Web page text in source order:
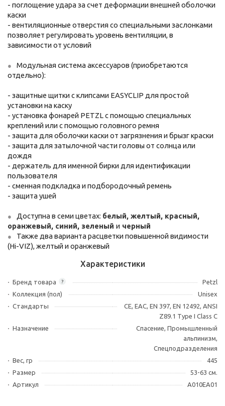
- поглощение удара за счет деформации внешней оболочки
каски
- вентиляционные отверстия со специальными заслонками
позволяет регулировать уровень вентиляции, в
зависимости от условий
Модульная система аксессуаров (приобретаются
отдельно):
- защитные щитки с клипсами EASYCLIP для простой
установки на каску
- установка фонарей PETZL с помощью специальных
креплений или с помощью головного ремня
- защита для оболочки каски от загрязнения и брызг краски
- защита для затылочной части головы от солнца или
дождя
- держатель для именной бирки для идентификации
пользователя
- сменная подкладка и подбородочный ремень
- защита ушей
Доступна в семи цветах: белый, желтый, красный,
оранжевый, синий, зеленый и черный
Также два варианта расцветки повышенной видимости
(Hi-VIZ), желтый и оранжевый
Характеристики
?
Бренд товара
Petzl
Коллекция (пол)
Unisex
Стандарты
CE, EAC, EN 397, EN 12492, ANSI
Z89.1 Type I Class C
Назначение
Спасение, Промышленный
альпинизм,
Спецподразделения
Вес, гр
445
Размер
53-63 см.
Артикул
A010EA01